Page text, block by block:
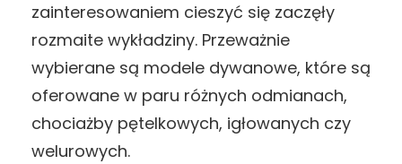
zainteresowaniem cieszyć się zaczęły
rozmaite wykładziny. Przeważnie
wybierane są modele dywanowe, które są
oferowane w paru różnych odmianach,
chociażby pętelkowych, igłowanych czy
welurowych.